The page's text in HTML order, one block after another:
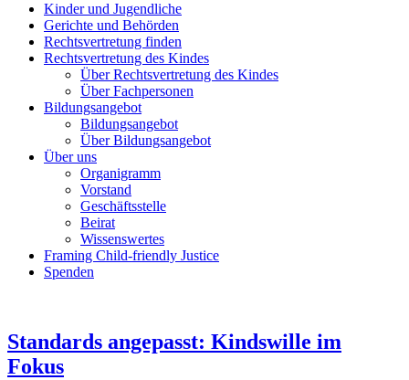
Kinder und Jugendliche
Gerichte und Behörden
Rechtsvertretung finden
Rechtsvertretung des Kindes
Über Rechtsvertretung des Kindes
Über Fachpersonen
Bildungsangebot
Bildungsangebot
Über Bildungsangebot
Über uns
Organigramm
Vorstand
Geschäftsstelle
Beirat
Wissenswertes
Framing Child-friendly Justice
Spenden
Standards angepasst: Kindswille im
Fokus